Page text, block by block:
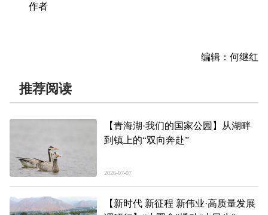
作者
编辑：何继红
推荐阅读
【青海湖·我们的国家公园】从湖畔
到镇上的“双向奔赴”
2026-07-07
【新时代 新征程 新伟业·高质量发展